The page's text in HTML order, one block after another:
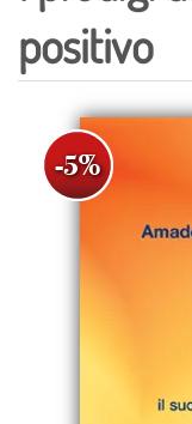
positivo